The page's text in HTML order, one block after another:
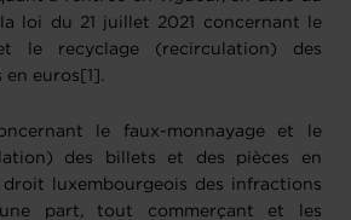
loi du 21 juillet 2021 concernant le
le recyclage (recirculation) des
en euros[1].
le faux-monnayage et le
des billets et des pièces en
luxembourgeois des infractions
part, tout commerçant et les